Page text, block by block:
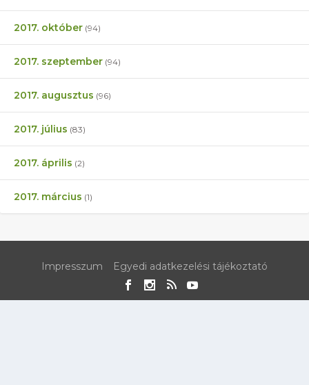
2017. október (94)
2017. szeptember (94)
2017. augusztus (96)
2017. július (83)
2017. április (2)
2017. március (1)
Impresszum Egyedi adatkezelési tájékoztató